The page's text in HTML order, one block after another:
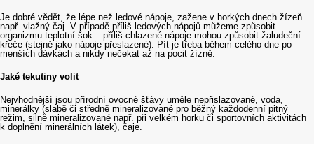
Je dobré vědět, že lépe než ledové nápoje, zažene v horkých dnech žízeň
např. vlažný čaj. V případě příliš ledových nápojů můžeme způsobit
organizmu teplotní šok – příliš chlazené nápoje mohou způsobit žaludeční
křeče (stejně jako nápoje přeslazené). Pít je třeba během celého dne po
menších dávkách a nikdy nečekat až na pocit žízně.
Jaké tekutiny volit
Nejvhodnější jsou přírodní ovocné šťávy uměle nepřislazované, voda,
minerálky (slabě či středně mineralizované pro běžný každodenní pitný
režim, silně mineralizované např. při velkém horku či sportovních aktivitách
k doplnění minerálních látek), čaje.